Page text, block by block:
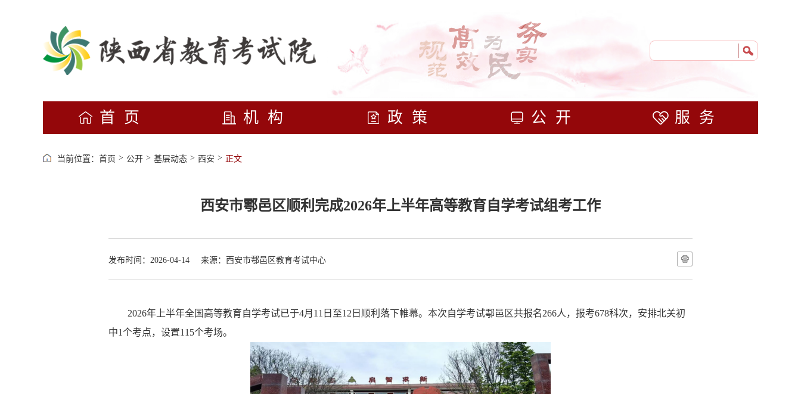
首页 机构 政策 公开 服务
当前位置： 首页 > 公开 > 基层动态 > 西安 > 正文
西安市鄠邑区顺利完成2026年上半年高等教育自学考试组考工作
发布时间：2026-04-14 来源：西安市鄠邑区教育考试中心
2026年 上半年全国 高等教育自学考试已于4月 11 日至12 日 顺利落下帷幕。本次自学考试鄠邑区共报名266人， 报考678科次， 安排北关初
中1个考点， 设置115个考场。